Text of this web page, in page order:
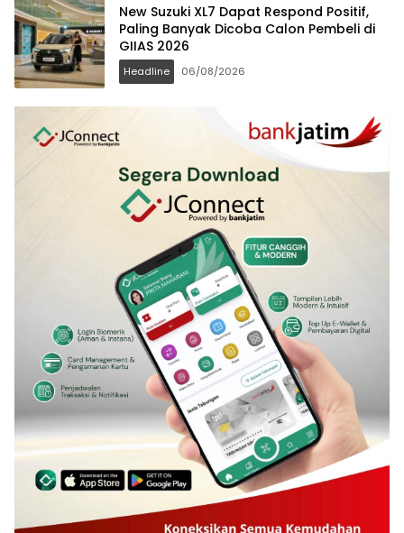
New Suzuki XL7 Dapat Respond Positif,
Paling Banyak Dicoba Calon Pembeli di
GIIAS 2026
Headline 06/08/2026